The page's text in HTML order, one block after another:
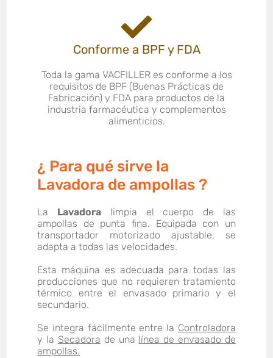
Conforme a BPF y FDA
Toda la gama VACFILLER es conforme a los
requisitos de BPF (Buenas Prácticas de
Fabricación) y FDA para productos de la
industria farmacéutica y complementos
alimenticios.
¿ Para qué sirve la
Lavadora de ampollas ?
La Lavadoralimpia el cuerpo de las
ampollas de punta fina. Equipada con un
transportador motorizado ajustable, se
adapta a todas las velocidades.
Esta máquina es adecuada para todas las
producciones que no requieren tratamiento
térmico entre el envasado primario y el
secundario.
Se integra fácilmente entre la Controladora
y la Secadora de una línea de envasado de
ampollas.